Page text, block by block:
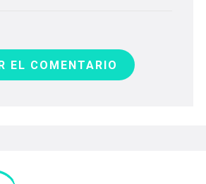
EL COMENTARIO